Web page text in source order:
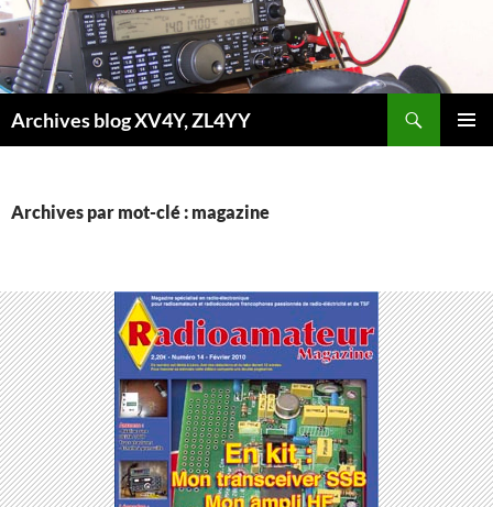
Aller
au
contenu
Archives blog XV4Y, ZL4YY
Archives par mot-clé : magazine